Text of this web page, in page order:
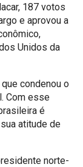
187 votos
e aprovou a
Unidos da
condenou o
Com esse
é
atitude de
norte-